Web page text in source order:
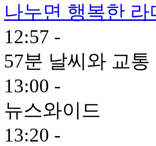
나누면 행복한 라
12:57 -
57분 날씨와 교통
13:00 -
뉴스와이드
13:20 -